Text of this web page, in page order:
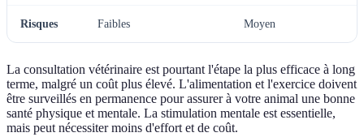
Risques Faibles Moyen
La consultation vétérinaire est pourtant l'étape la plus efficace à long
terme, malgré un coût plus élevé. L'alimentation et l'exercice doivent
être surveillés en permanence pour assurer à votre animal une bonne
santé physique et mentale. La stimulation mentale est essentielle,
mais peut nécessiter moins d'effort et de coût.